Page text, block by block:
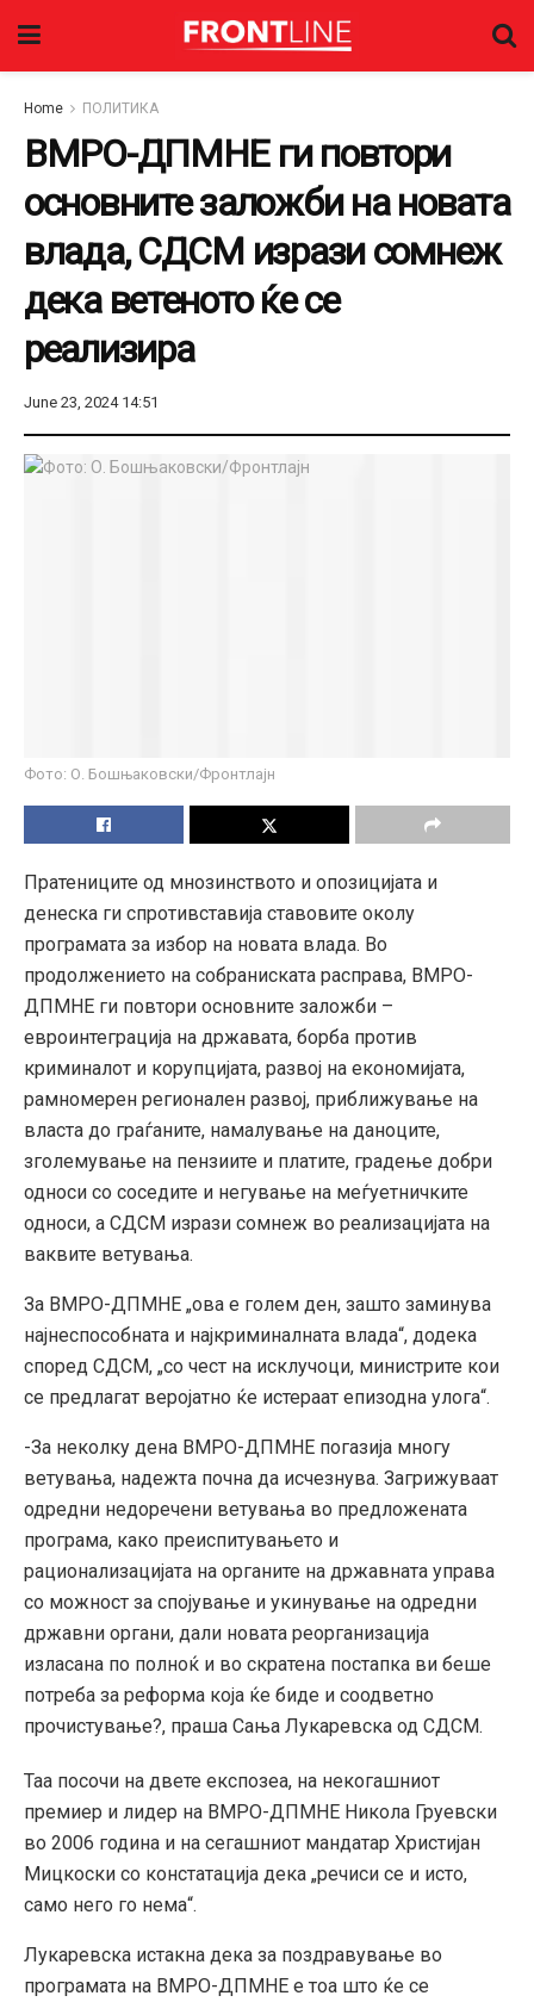
Home ПОЛИТИКА
ВМРО-ДПМНЕ ги повтори
основните заложби на новата
влада, СДСМ изрази сомнеж
дека ветеното ќе се
реализира
June 23, 2024 14:51
Фото: О. Бошњаковски/Фронтлајн
Пратениците од мнозинството и опозицијата и
денеска ги спротивставија ставовите околу
програмата за избор на новата влада. Во
продолжението на собраниската расправа, ВМРО-
ДПМНЕ ги повтори основните заложби –
евроинтеграција на државата, борба против
криминалот и корупцијата, развој на економијата,
рамномерен регионален развој, приближување на
власта до граѓаните, намалување на даноците,
зголемување на пензиите и платите, градење добри
односи со соседите и негување на меѓуетничките
односи, а СДСМ изрази сомнеж во реализацијата на
ваквите ветувања.
За ВМРО-ДПМНЕ „ова е голем ден, зашто заминува
најнеспособната и најкриминалната влада“, додека
според СДСМ, „со чест на исклучоци, министрите кои
се предлагат веројатно ќе истераат епизодна улога“.
-За неколку дена ВМРО-ДПМНЕ погазија многу
ветувања, надежта почна да исчезнува. Загрижуваат
одредни недоречени ветувања во предложената
програма, како преиспитувањето и
рационализацијата на органите на државната управа
со можност за спојување и укинување на одредни
државни органи, дали новата реорганизација
изласана по полноќ и во скратена постапка ви беше
потреба за реформа која ќе биде и соодветно
прочистување?, праша Сања Лукаревска од СДСМ.
Таа посочи на двете експозеа, на некогашниот
премиер и лидер на ВМРО-ДПМНЕ Никола Груевски
во 2006 година и на сегашниот мандатар Христијан
Мицкоски со констатација дека „речиси се и исто,
само него го нема“.
Лукаревска истакна дека за поздравување во
програмата на ВМРО-ДПМНЕ е тоа што ќе се